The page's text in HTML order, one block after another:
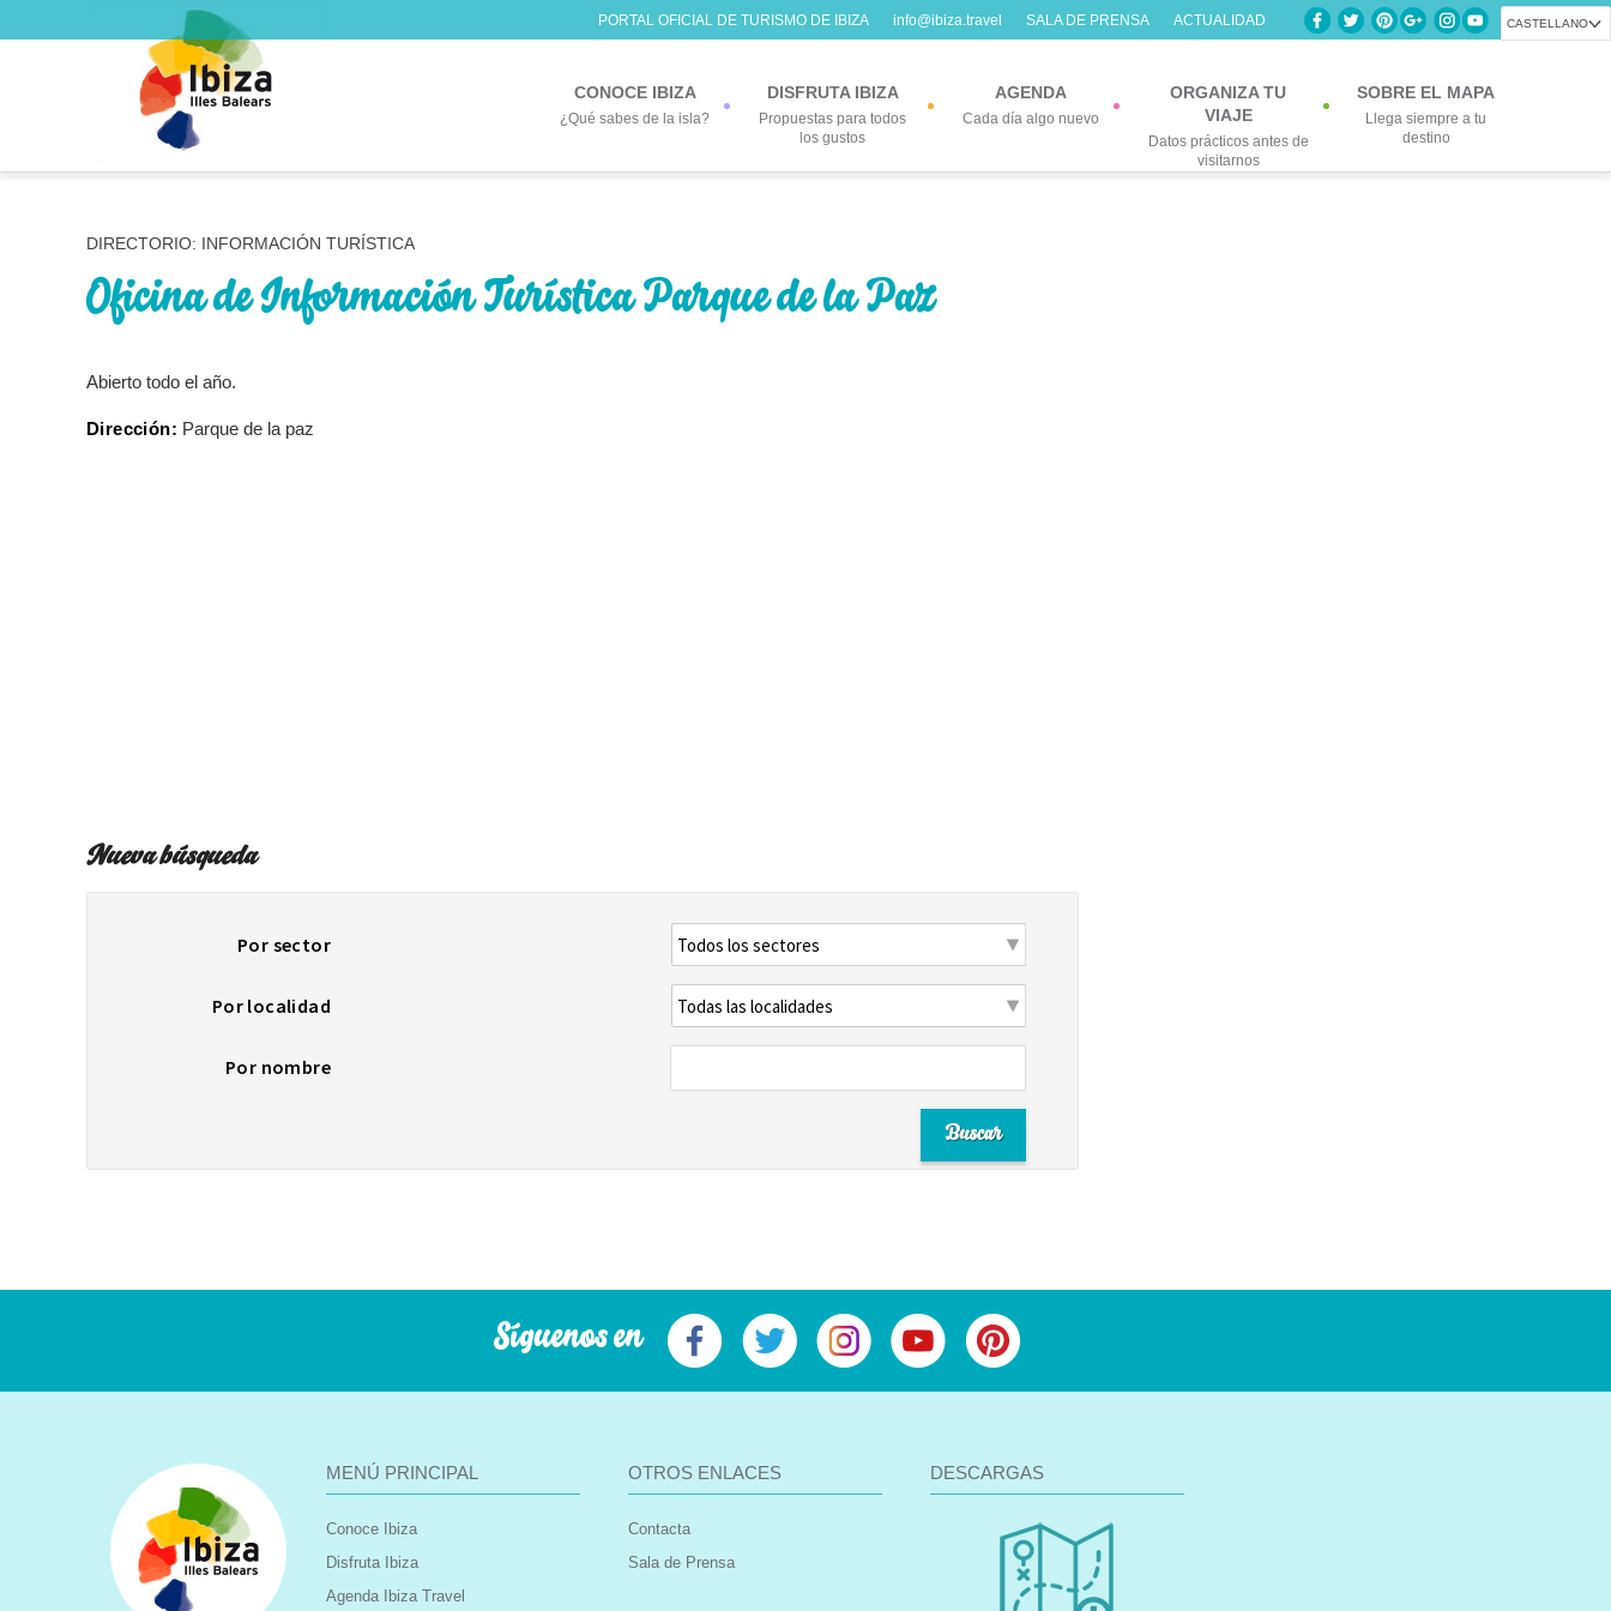
CASTELLANO
PORTAL OFICIAL DE TURISMO DE IBIZA info@ibiza.travel SALA DE PRENSA ACTUALIDAD
CONOCE IBIZA
¿Qué sabes de la isla?
DISFRUTA IBIZA
Propuestas para todos
los gustos
AGENDA
Cada día algo nuevo
ORGANIZA TU
VIAJE
Datos prácticos antes de
visitarnos
SOBRE EL MAPA
Llega siempre a tu
destino
DIRECTORIO: INFORMACIÓN TURÍSTICA
Oficina de Información Turística Parque de la Paz
Abierto todo el año.
Dirección: Parque de la paz
Nueva búsqueda
Por sector
Por localidad
Por nombre
Síguenos en
MENÚ PRINCIPAL
Conoce Ibiza
Disfruta Ibiza
Agenda Ibiza Travel
OTROS ENLACES
Contacta
Sala de Prensa
DESCARGAS